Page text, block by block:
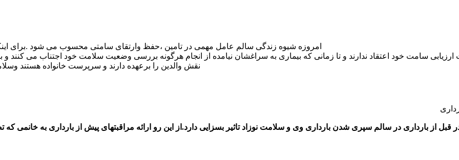
امروزه شیوه زندگی سالم عامل مهمی در تامین ،حفظ وارتقای سامتی محسوب می شود .برای
نقش والدین را برعهده دارند و سرپرست خانواده هستند
قبل از بارداری در سالم سپری شدن بارداری وی و سلامت نوزاد تاثیر بسزایی دارد.از این رو ارائه مراقبتهای پیش از بارداری به